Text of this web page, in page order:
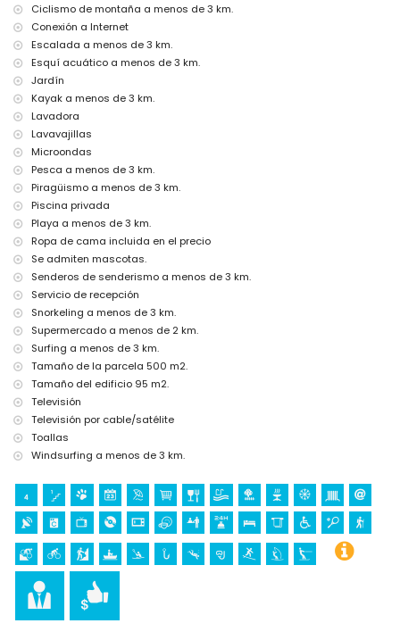
cama extra y camas/cunas para niños (bajo demanda)
Entretenimiento y actividades de ocio para sus vacaciones en
Jávea, Costa Blanca
bar (a menos de 5 kilómetros de la casa)
Lugares de interés y cultura en Jávea, Costa Blanca
museo (Pueblo Histórico, Jávea), iglesia (San Bartolomé, Jávea),
ruina (Pueblo Histórico, Jávea), monumento (Pueblo Histórico,
Jávea), edificio arquitectónico (Pueblo Histórico, Jávea), lugar
histórico (Pueblo Histórico y Jávea) (a menos de 10 kilómetros del
alojamiento)
palacio (Palacio Real de Valencia), castillo (Portal de la Vila y
Denia) (a menos de 25 kilómetros del alojamiento)
Deportes
tenis (a menos de 1000 metros de la casa)
senderismo, ciclismo de montaña, ciclismo, escalada,
piragüismo, kayak, pesca, buceo, snorkel, surf, windsurf y esquí
acuático (a menos de 5 kilómetros de la casa)
golf (Club de Golf Jávea) y equitación (a menos de 10 kilómetros
de la casa)
Ciclismo de montaña a menos de 3 km.
Conexión a Internet
Escalada a menos de 3 km.
Esquí acuático a menos de 3 km.
Jardín
Kayak a menos de 3 km.
Lavadora
Lavavajillas
Microondas
Pesca a menos de 3 km.
Piragüismo a menos de 3 km.
Piscina privada
Playa a menos de 3 km.
Ropa de cama incluida en el precio
Se admiten mascotas.
Senderos de senderismo a menos de 3 km.
Servicio de recepción
Snorkeling a menos de 3 km.
Supermercado a menos de 2 km.
Surfing a menos de 3 km.
Tamaño de la parcela 500 m2.
Tamaño del edificio 95 m2.
Televisión
Televisión por cable/satélite
Toallas
Windsurfing a menos de 3 km.